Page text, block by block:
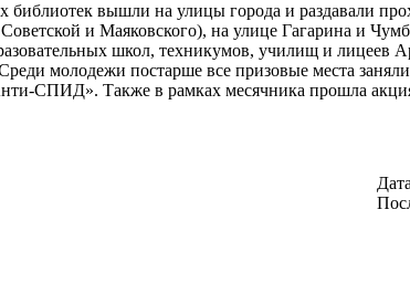
вышли на улицы города и раздавали
и Маяковского), на улице Гагарина и
школ, техникумов, училищ и лицеев
молодежи постарше все призовые места
СПИД». Также в рамках месячника прошла